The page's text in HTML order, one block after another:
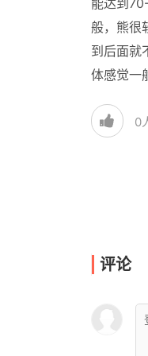
能达到
般，熊很
到后面就
体感觉一
0
评论